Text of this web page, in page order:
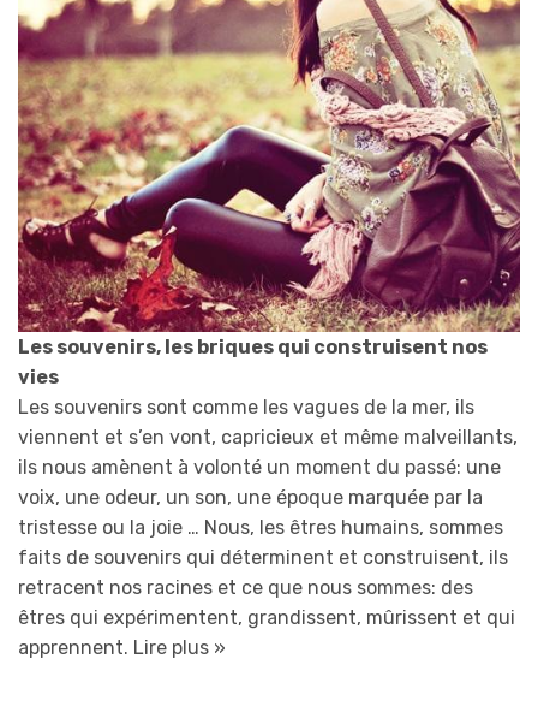
Les souvenirs, les briques qui construisent nos
vies
Les souvenirs sont comme les vagues de la mer, ils
viennent et s’en vont, capricieux et même malveillants,
ils nous amènent à volonté un moment du passé: une
voix, une odeur, un son, une époque marquée par la
tristesse ou la joie … Nous, les êtres humains, sommes
faits de souvenirs qui déterminent et construisent, ils
retracent nos racines et ce que nous sommes: des
êtres qui expérimentent, grandissent, mûrissent et qui
apprennent. Lire plus »